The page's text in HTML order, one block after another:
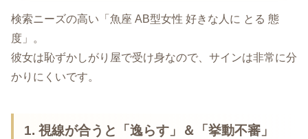
検索ニーズの高い「魚座 AB型女性 好きな人に とる 態
度」。
彼女は恥ずかしがり屋で受け身なので、サインは非常に分
かりにくいです。
1. 視線が合うと「逸らす」＆「挙動不審」